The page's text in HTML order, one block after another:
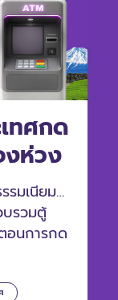
ทศกด
งห่วง
รมเนียม
บรวมตู้
อนการกด